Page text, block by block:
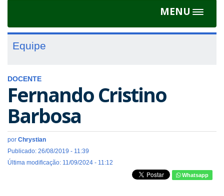
MENU
Toggle
Equipe
DOCENTE
Fernando Cristino
Barbosa
por Chrystian
Publicado: 26/08/2019 - 11:39
Última modificação: 11/09/2024 - 11:12
Whatsapp